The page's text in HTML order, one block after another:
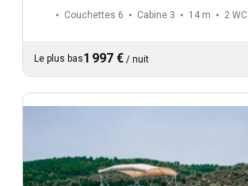
Couchettes 6 Cabine 3 14 m 2 WC
Le plus bas1 997 € / nuit